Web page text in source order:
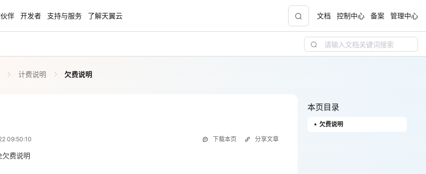
NEW 聚力AI赋能 天翼云大模型专项
通达全球！
“一云多芯、一云多态”,国产化软件全面适配，
国家云助力中小企业腾飞，高额上云补贴重磅
伴 开发者 支持与服务 了解天翼云 文档 控制中心 备案 管理中心
计费说明 欠费说明
09:50:10 下载本页 分享文章
欠费说明
本页目录
欠费说明